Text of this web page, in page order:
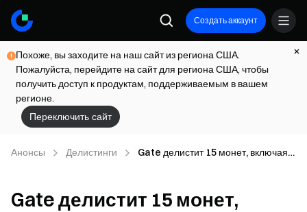
Создать аккаунт
Похоже, вы заходите на наш сайт из региона США.
Пожалуйста, перейдите на сайт для региона США, чтобы
получить доступ к продуктам, поддерживаемым в вашем
регионе.
Переключить сайт
Анонсы Делистинги
Gate делистит 15 монет, включая
Gate делистит 15 монет,